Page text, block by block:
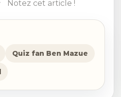
Notez cet article !
Quiz fan Ben Mazue